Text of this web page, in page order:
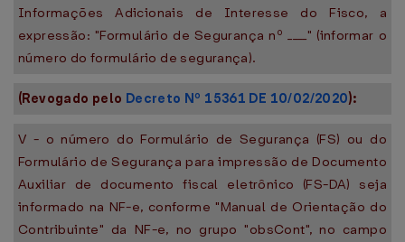
Informações Adicionais de Interesse do Fisco, a
expressão: "Formulário de Segurança nº ____" (informar o
número do formulário de segurança).
(Revogado pelo Decreto Nº 15361 DE 10/02/2020):
V - o número do Formulário de Segurança (FS) ou do
Formulário de Segurança para impressão de Documento
Auxiliar de documento fiscal eletrônico (FS-DA) seja
informado na NF-e, conforme "Manual de Orientação do
Contribuinte" da NF-e, no grupo "obsCont", no campo